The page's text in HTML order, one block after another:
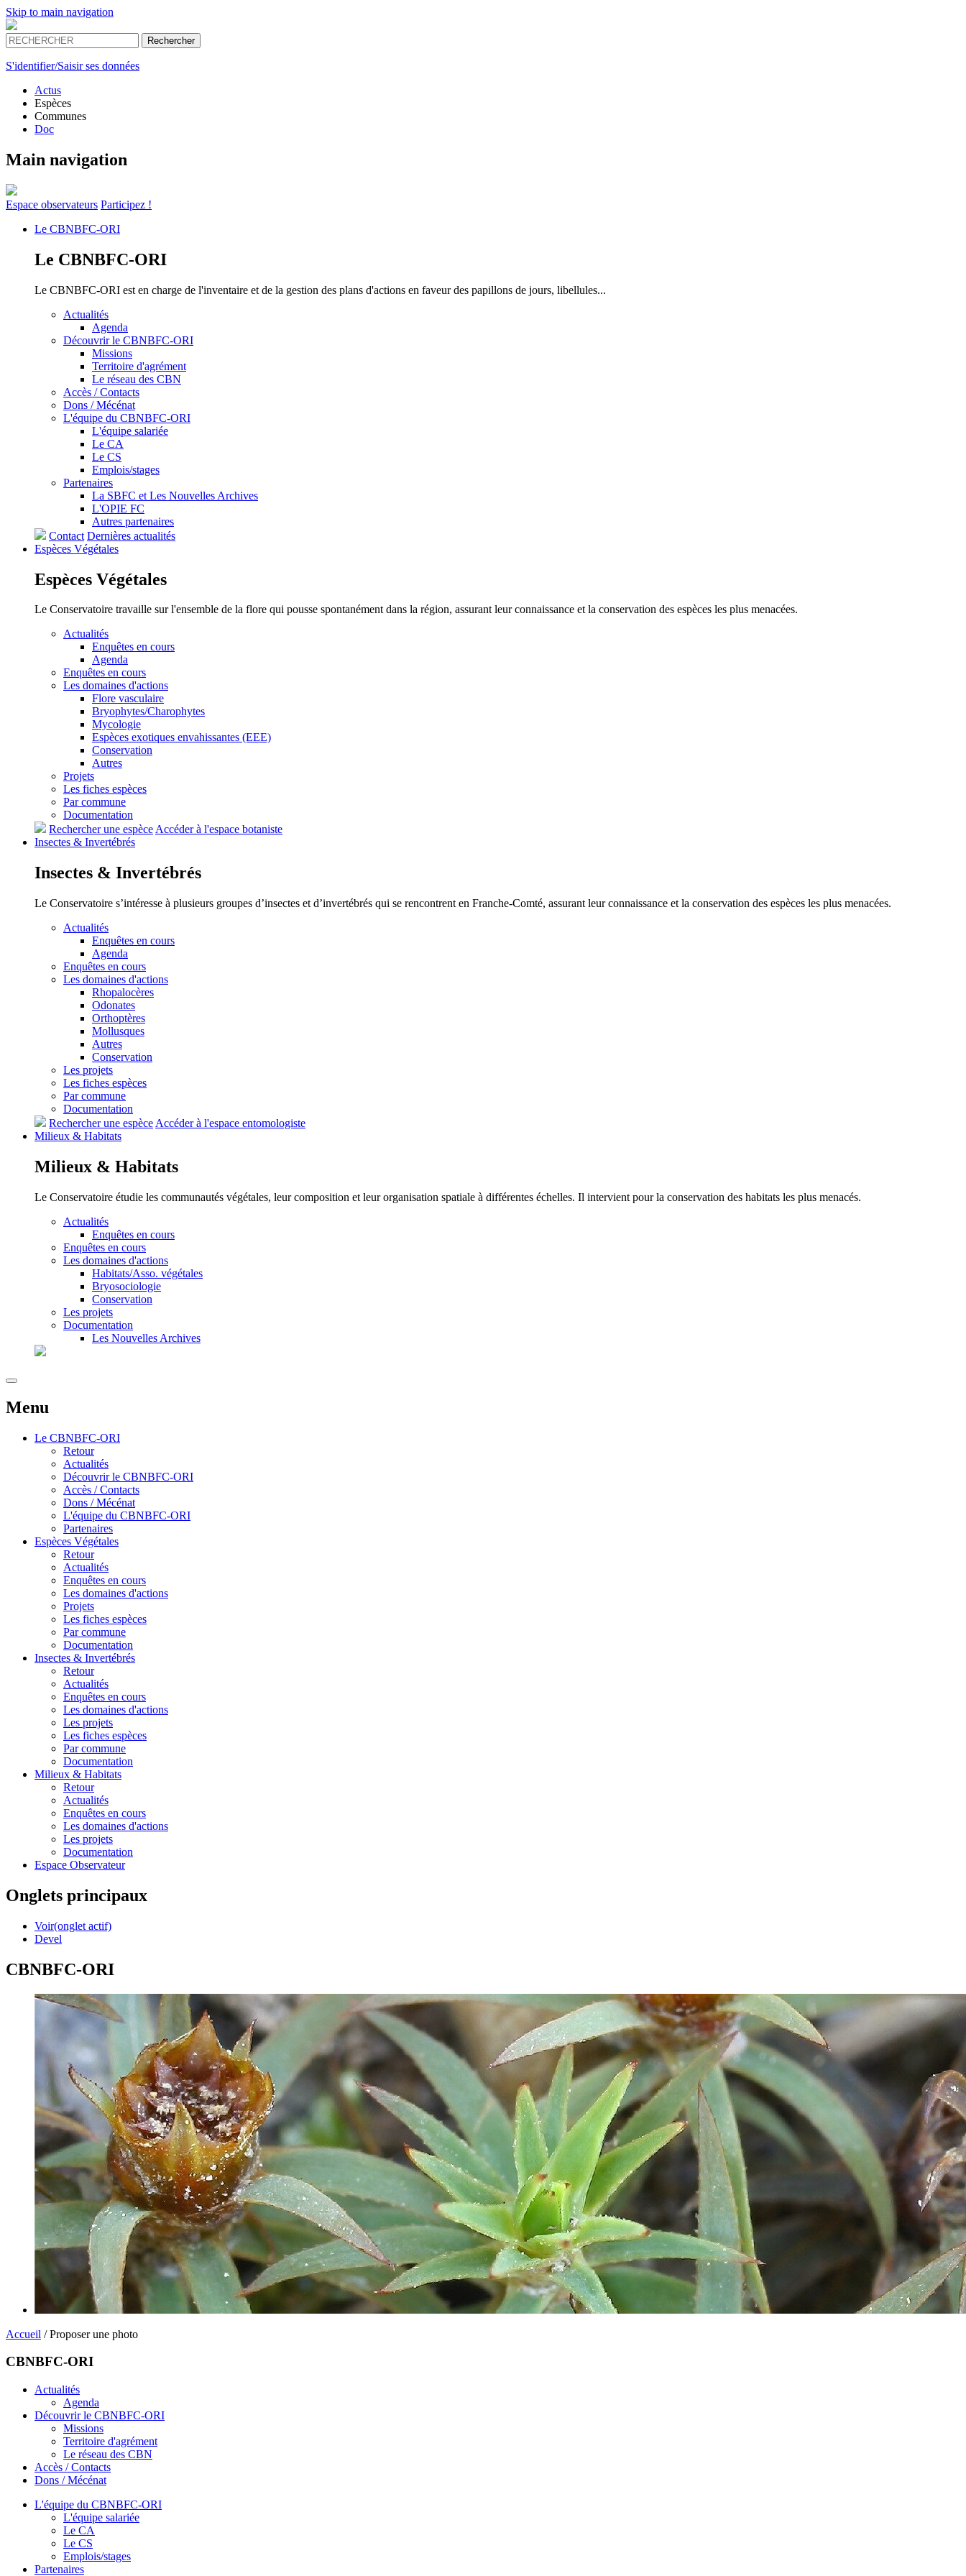
Skip to main navigation
S'identifier/Saisir ses données
Actus
Espèces
Communes
Doc
Main navigation
Espace observateurs Participez !
Le CBNBFC-ORI
Le CBNBFC-ORI
Le CBNBFC-ORI est en charge de l'inventaire et de la gestion des plans d'actions en faveur des papillons de jours, libellules...
Actualités
Agenda
Découvrir le CBNBFC-ORI
Missions
Territoire d'agrément
Le réseau des CBN
Accès / Contacts
Dons / Mécénat
L'équipe du CBNBFC-ORI
L'équipe salariée
Le CA
Le CS
Emplois/stages
Partenaires
La SBFC et Les Nouvelles Archives
L'OPIE FC
Autres partenaires
Contact Dernières actualités
Espèces Végétales
Espèces Végétales
Le Conservatoire travaille sur l'ensemble de la flore qui pousse spontanément dans la région, assurant leur connaissance et la conservation des espèces les plus menacées.
Actualités
Enquêtes en cours
Agenda
Enquêtes en cours
Les domaines d'actions
Flore vasculaire
Bryophytes/Charophytes
Mycologie
Espèces exotiques envahissantes (EEE)
Conservation
Autres
Projets
Les fiches espèces
Par commune
Documentation
Rechercher une espèceAccéder à l'espace botaniste
Insectes & Invertébrés
Insectes & Invertébrés
Le Conservatoire s’intéresse à plusieurs groupes d’insectes et d’invertébrés qui se rencontrent en Franche-Comté, assurant leur connaissance et la conservation des espèces les plus menacées.
Actualités
Enquêtes en cours
Agenda
Enquêtes en cours
Les domaines d'actions
Rhopalocères
Odonates
Orthoptères
Mollusques
Autres
Conservation
Les projets
Les fiches espèces
Par commune
Documentation
Rechercher une espèce Accéder à l'espace entomologiste
Milieux & Habitats
Milieux & Habitats
Le Conservatoire étudie les communautés végétales, leur composition et leur organisation spatiale à différentes échelles. Il intervient pour la conservation des habitats les plus menacés.
Actualités
Enquêtes en cours
Enquêtes en cours
Les domaines d'actions
Habitats/Asso. végétales
Bryosociologie
Conservation
Les projets
Documentation
Les Nouvelles Archives
Menu
Le CBNBFC-ORI
Retour
Actualités
Découvrir le CBNBFC-ORI
Accès / Contacts
Dons / Mécénat
L'équipe du CBNBFC-ORI
Partenaires
Espèces Végétales
Retour
Actualités
Enquêtes en cours
Les domaines d'actions
Projets
Les fiches espèces
Par commune
Documentation
Insectes & Invertébrés
Retour
Actualités
Enquêtes en cours
Les domaines d'actions
Les projets
Les fiches espèces
Par commune
Documentation
Milieux & Habitats
Retour
Actualités
Enquêtes en cours
Les domaines d'actions
Les projets
Documentation
Espace Observateur
Onglets principaux
Voir(onglet actif)
Devel
CBNBFC-ORI
Accueil / Proposer une photo
CBNBFC-ORI
Actualités
Agenda
Découvrir le CBNBFC-ORI
Missions
Territoire d'agrément
Le réseau des CBN
Accès / Contacts
Dons / Mécénat
L'équipe du CBNBFC-ORI
L'équipe salariée
Le CA
Le CS
Emplois/stages
Partenaires